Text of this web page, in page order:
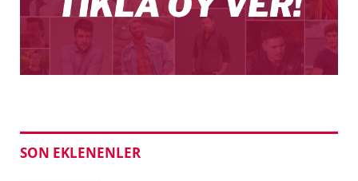
SON EKLENENLER